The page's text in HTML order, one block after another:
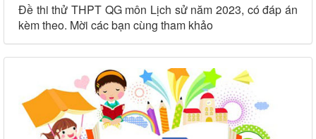
Đề thi thử THPT QG môn Lịch sử năm 2023, có đáp án
kèm theo. Mời các bạn cùng tham khảo